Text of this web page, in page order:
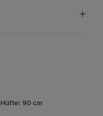
Hüfte: 90 cm